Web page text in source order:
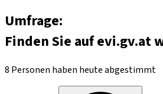
Umfrage:
Finden Sie auf evi.gv.at
8 Personen haben heute abgestimmt